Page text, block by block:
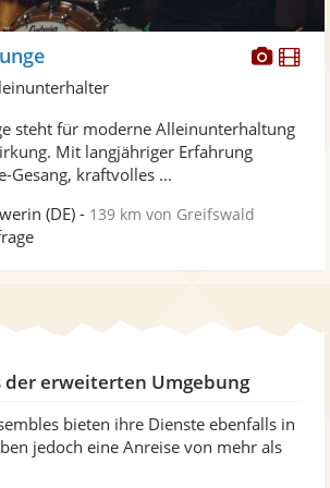
Fotos
steht für moderne Alleinunterhaltung
Mit langjähriger Erfahrung
Gesang, kraftvolles ...
(DE) - 139 km von Greifswald
der erweiterten Umgebung
bieten ihre Dienste ebenfalls in
jedoch eine Anreise von mehr als